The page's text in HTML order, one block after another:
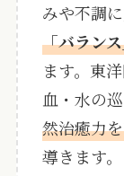
みや不調
「バラン
ます。東
血・水の
然治癒力
導きます。